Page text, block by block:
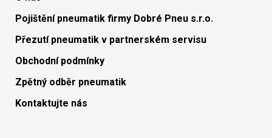
Pojištění pneumatik firmy Dobré Pneu s.r.o.
Přezutí pneumatik v partnerském servisu
Obchodní podmínky
Zpětný odběr pneumatik
Kontaktujte nás